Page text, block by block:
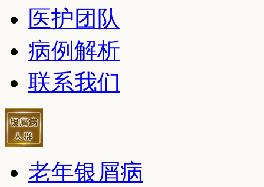
医护团队
病例解析
联系我们
老年银屑病